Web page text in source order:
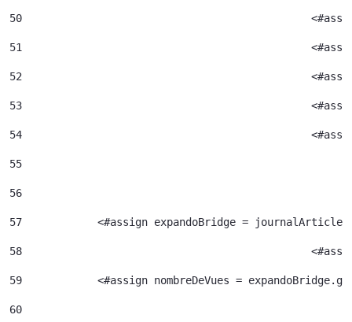
50
51
52
53
54
55
56
57
<#assign expandoBridge =
58
59
<#assign nombreDeVues =
60